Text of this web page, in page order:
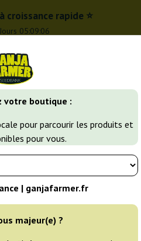
votre boutique :
pour parcourir les produits et
pour vous.
| ganjafarmer.fr
majeur(e) ?
croissance rapide ⭐
05:09:05
Variétés de cannabis
Fast Eddy Automatic CBD
Éleveur:
Royal Queen Seeds
Emballage d'origine: